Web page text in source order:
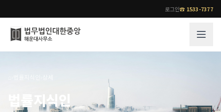
로그인☎ 1533-7377
오시는 길
기업 인사이트
법률지식인